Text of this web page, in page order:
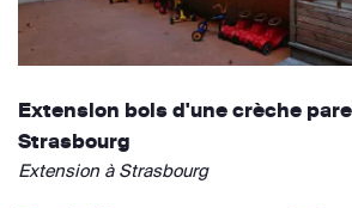
Extension bois d'une crèche
Strasbourg
Extension à Strasbourg